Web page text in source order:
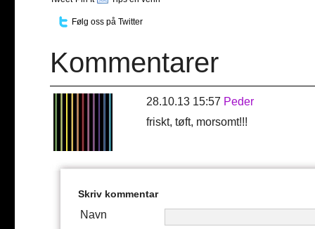
Følg oss på Twitter
Kommentarer
28.10.13 15:57 Peder
friskt, tøft, morsomt!!!
Skriv kommentar
Navn